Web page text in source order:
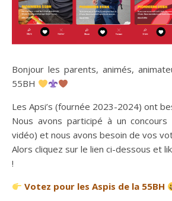
Bonjour les parents, animés, animateurs et ami.e.s de la
55BH
Les Apsi’s (fournée 2023-2024) ont
Nous avons participé à un concours
vidéo) et nous avons besoin de vos
Alors cliquez sur le lien ci-dessous et
!
Votez pour les Aspis de la 55BH